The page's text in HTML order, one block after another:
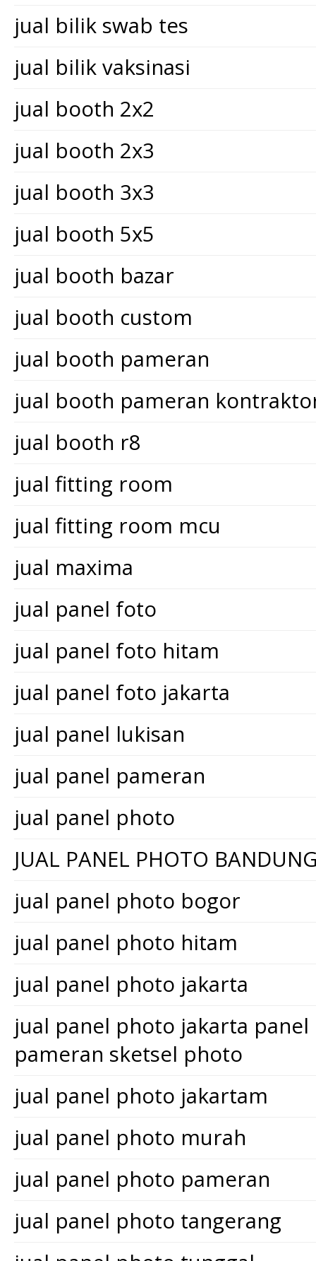
jual bilik swab tes
jual bilik vaksinasi
jual booth 2x2
jual booth 2x3
jual booth 3x3
jual booth 5x5
jual booth bazar
jual booth custom
jual booth pameran
jual booth pameran
jual booth r8
jual fitting room
jual fitting room mcu
jual maxima
jual panel foto
jual panel foto hitam
jual panel foto jakarta
jual panel lukisan
jual panel pameran
jual panel photo
JUAL PANEL PHOTO
jual panel photo bogor
jual panel photo hitam
jual panel photo jakarta
jual panel photo jakarta
pameran sketsel photo
jual panel photo jakartam
jual panel photo murah
jual panel photo pameran
jual panel photo tangerang